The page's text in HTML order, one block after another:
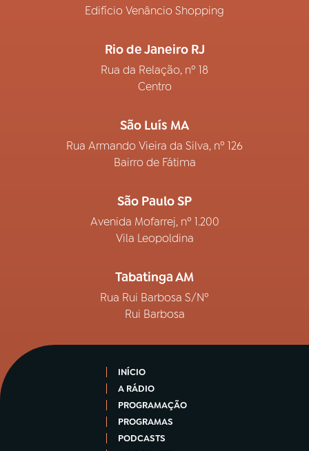
Edifício Venâncio Shopping
Rio de Janeiro RJ
Rua da Relação, nº 18
Centro
São Luís MA
Rua Armando Vieira da Silva, nº 126
Bairro de Fátima
São Paulo SP
Avenida Mofarrej, nº 1.200
Vila Leopoldina
Tabatinga AM
Rua Rui Barbosa S/Nº
Rui Barbosa
INÍCIO
A RÁDIO
PROGRAMAÇÃO
PROGRAMAS
PODCASTS